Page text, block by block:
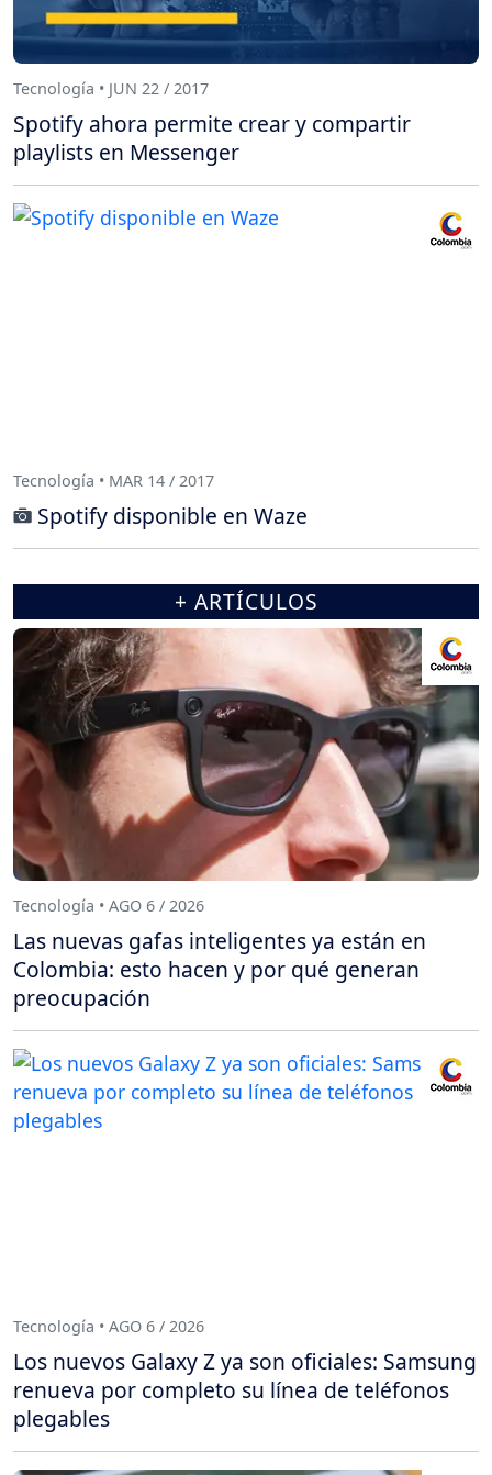
Tecnología • JUN 22 / 2017
Spotify ahora permite crear y compartir
playlists en Messenger
Tecnología • MAR 14 / 2017
Spotify disponible en Waze
+ ARTÍCULOS
Tecnología • AGO 6 / 2026
Las nuevas gafas inteligentes ya están en
Colombia: esto hacen y por qué generan
preocupación
Tecnología • AGO 6 / 2026
Los nuevos Galaxy Z ya son oficiales: Samsung
renueva por completo su línea de teléfonos
plegables